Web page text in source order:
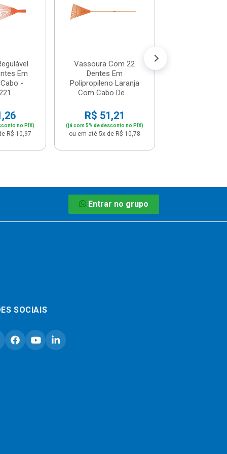
Em
-
no PIX)
R$ 10,97
Vassoura Com 22
Dentes Em
Polipropileno Laranja
Com Cabo De ...
R$ 51,21
(já com 5% de desconto no PIX)
ou em até 5x de R$ 10,78
Entrar no grupo
SOCIAIS